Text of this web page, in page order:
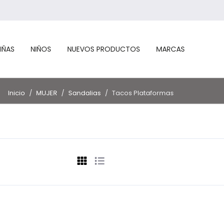
NIÑOS NUEVOS PRODUCTOS MARCAS
Inicio / MUJER / Sandalias / Tacos Plataformas